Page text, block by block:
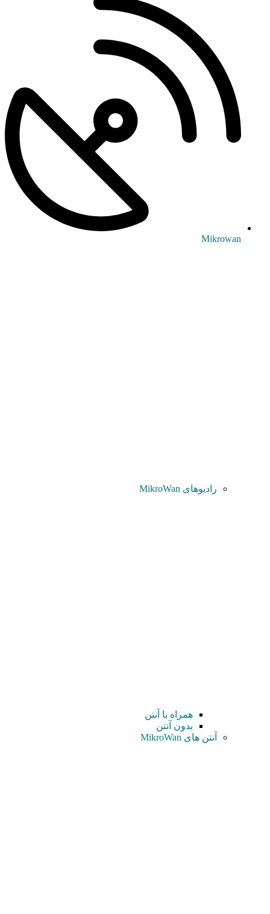
Mikrowan
رادیوهای MikroWan
همراه با آنتن
بدون آنتن
آنتن های MikroWan